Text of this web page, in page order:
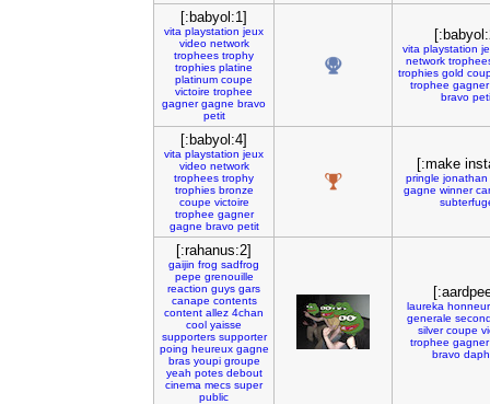
[:babyol:1]
vita playstation jeux
video network
trophees trophy
trophies platine
platinum coupe
victoire trophee
gagner gagne bravo
petit
vita playstation
network
trophies gold
trophee gagner
bravo
[:babyol:4]
vita playstation jeux
video network
trophees trophy
trophies bronze
coupe victoire
trophee gagner
gagne bravo petit
[:make
pringle jonathan
gagne winner
[:rahanus:2]
gaijin frog sadfrog
pepe grenouille
reaction guys gars
canape contents
content allez 4chan
cool yaisse
supporters supporter
poing heureux gagne
bras youpi groupe
yeah potes debout
cinema mecs super
public
laureka honneur
generale
silver coupe
trophee gagner
bravo